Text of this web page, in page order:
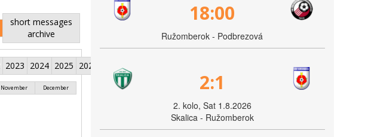
short messages
archive
2023 2024 2025 2026
November December
18:00
Ružomberok - Podbrezová
2:1
2. kolo, Sat 1.8.2026
Skalica - Ružomberok